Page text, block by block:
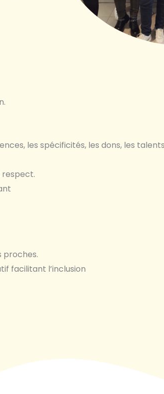
les spécificités, les dons, les
respect.
proches.
facilitant l’inclusion